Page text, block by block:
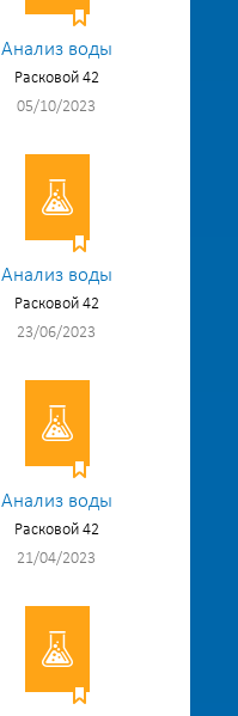
Анализ воды
Расковой 42
05/10/2023
Анализ воды
Расковой 42
23/06/2023
Анализ воды
Расковой 42
21/04/2023